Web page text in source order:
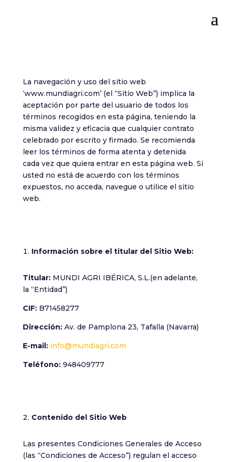
La navegación y uso del sitio web
‘www.mundiagri.com’ (el “Sitio Web”) implica la
aceptación por parte del usuario de todos los
términos recogidos en esta página, teniendo la
misma validez y eficacia que cualquier contrato
celebrado por escrito y firmado. Se recomienda
leer los términos de forma atenta y detenida
cada vez que quiera entrar en esta página web. Si
usted no está de acuerdo con los términos
expuestos, no acceda, navegue o utilice el sitio
web.
Información sobre el titular del Sitio Web:
Titular:MUNDI AGRI IBÉRICA, S.L.(en adelante,
la “Entidad”)
CIF:B71458277
Dirección:Av. de Pamplona 23, Tafalla (Navarra)
E-mail: info@mundiagri.com
Teléfono:948409777
Contenido del Sitio Web
Las presentes Condiciones Generales de Acceso
(las “Condiciones de Acceso”) regulan el acceso
no son
opcionales.
necesarias
para que
funcione la
web.
Estadísticas
de la web, en